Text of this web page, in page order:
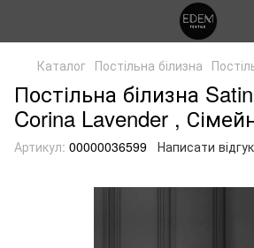
Каталог Постільна білизна
Постільна білизна
Corina Lavender ,
Артикул: 00000036599 Написати відгук